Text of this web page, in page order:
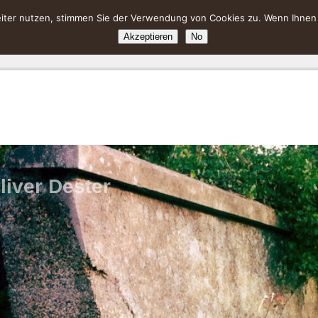
Dester
nutzen, stimmen Sie der Verwendung von Cookies zu. Wenn
Akzeptieren No